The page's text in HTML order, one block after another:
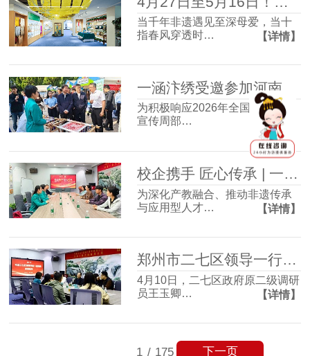
当千年非遗遇见至深母爱，当十
指春风穿透时…
【详情】
为积极响应2026年全国知识产权
宣传周部…
【详情】
校企携手 匠心传承 | 一涵汴绣与河南工程学院实践创新基地签约仪式圆满成功！
为深化产教融合、推动非遗传承
与应用型人才…
【详情】
郑州市二七区领导一行莅临一涵汴绣调研指导
4月10日，二七区政府原二级调研
员王玉卿…
【详情】
1 / 175 下一页